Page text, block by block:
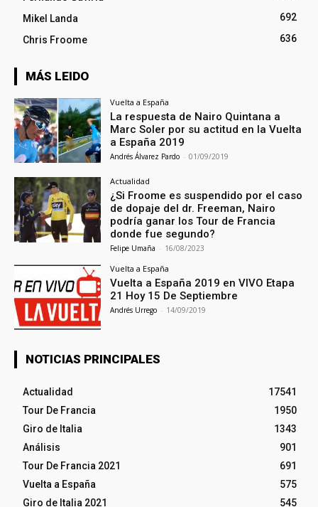
Mikel Landa
692
Chris Froome
636
MÁS LEIDO
Vuelta a España
La respuesta de Nairo Quintana a
Marc Soler por su actitud en la Vuelta
a España 2019
Andrés Álvarez Pardo - 01/09/2019
Actualidad
¿Si Froome es suspendido por el caso
de dopaje del dr. Freeman, Nairo
podría ganar los Tour de Francia
donde fue segundo?
Felipe Umaña - 16/08/2023
Vuelta a España
Vuelta a España 2019 en VIVO Etapa
21 Hoy 15 De Septiembre
Andrés Urrego - 14/09/2019
NOTICIAS PRINCIPALES
Actualidad
17541
Tour De Francia
1950
Giro de Italia
1343
Análisis
901
Tour De Francia 2021
691
Vuelta a España
575
Giro de Italia 2021
545